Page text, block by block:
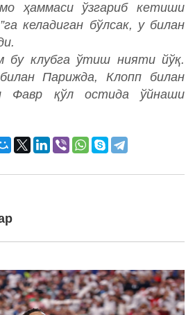
ҳаммаси ўзгариб кетиши
келадиган бўлсак, у билан
бу клубга ўтиш нияти йўқ.
Парижда, Клопп билан
Фавр қўл остида ўйнаши